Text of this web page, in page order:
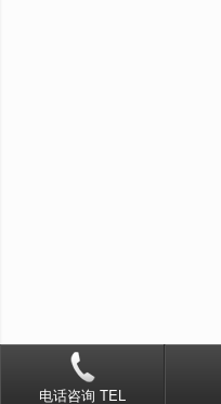
电话咨询 TEL